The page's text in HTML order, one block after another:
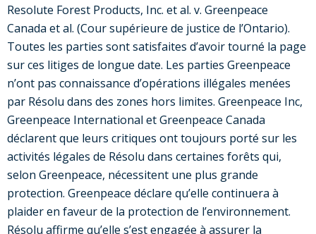
Resolute Forest Products, Inc. et al. v. Greenpeace
Canada et al. (Cour supérieure de justice de l’Ontario).
Toutes les parties sont satisfaites d’avoir tourné la page
sur ces litiges de longue date. Les parties Greenpeace
n’ont pas connaissance d’opérations illégales menées
par Résolu dans des zones hors limites. Greenpeace Inc,
Greenpeace International et Greenpeace Canada
déclarent que leurs critiques ont toujours porté sur les
activités légales de Résolu dans certaines forêts qui,
selon Greenpeace, nécessitent une plus grande
protection. Greenpeace déclare qu’elle continuera à
plaider en faveur de la protection de l’environnement.
Résolu affirme qu’elle s’est engagée à assurer la